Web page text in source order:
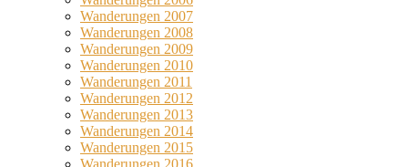
Wanderungen 2007
Wanderungen 2008
Wanderungen 2009
Wanderungen 2010
Wanderungen 2011
Wanderungen 2012
Wanderungen 2013
Wanderungen 2014
Wanderungen 2015
Wanderungen 2016